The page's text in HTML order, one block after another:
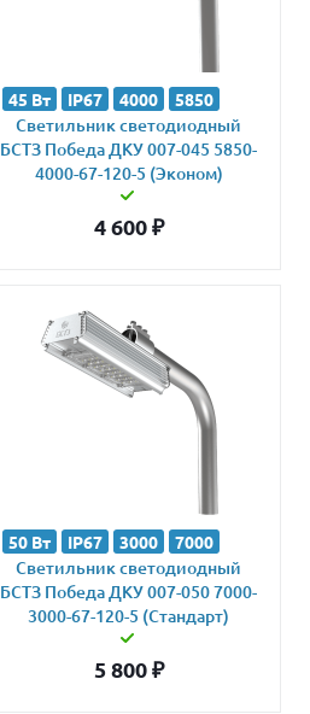
45 Вт IP67 4000 5850
Светильник светодиодный
БСТЗ Победа ДКУ 007-045 5850-
4000-67-120-5 (Эконом)
4 600₽
50 Вт IP67 3000 7000
Светильник светодиодный
БСТЗ Победа ДКУ 007-050 7000-
3000-67-120-5 (Стандарт)
5 800₽